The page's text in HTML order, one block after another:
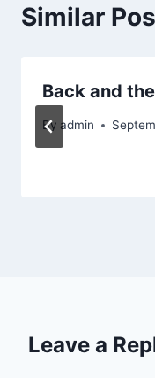
Similar
Back and
By admin
Leave a